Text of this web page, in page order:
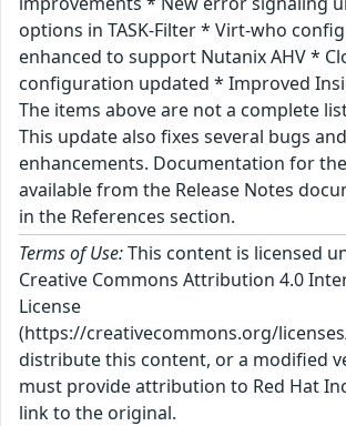
options in TASK-Filter * Virt-who
enhanced to support Nutanix AHV *
configuration updated * Improved
The items above are not a complete
This update also fixes several bugs
enhancements. Documentation for
available from the Release Notes
in the References section.
Terms of Use:This content is licensed
Creative Commons Attribution 4.0
License
(https://creativecommons.org/
distribute this content, or a modified
must provide attribution to Red Hat
link to the original.